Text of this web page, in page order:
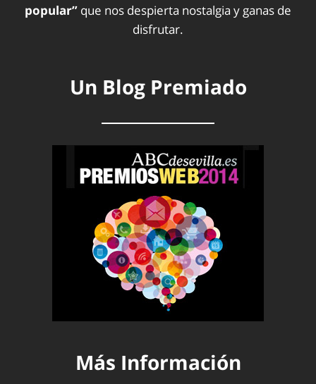
popular” que nos despierta nostalgia y ganas de
disfrutar.
Un Blog Premiado
Más Información